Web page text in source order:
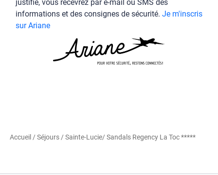
justifie, vous recevrez par e-mail ou SMS des
informations et des consignes de sécurité. Je m'inscris
sur Ariane
Accueil /Séjours /Sainte-Lucie/ Sandals Regency La Toc *****